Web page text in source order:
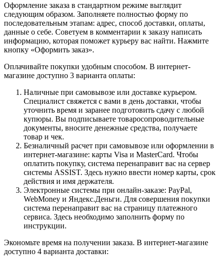
Оформление заказа в стандартном режиме выглядит
следующим образом. Заполняете полностью форму по
последовательным этапам: адрес, способ доставки, оплаты,
данные о себе. Советуем в комментарии к заказу написать
информацию, которая поможет курьеру вас найти. Нажмите
кнопку «Оформить заказ».
Оплачивайте покупки удобным способом. В интернет-
магазине доступно 3 варианта оплаты:
Наличные при самовывозе или доставке курьером.
Специалист свяжется с вами в день доставки, чтобы
уточнить время и заранее подготовить сдачу с любой
купюры. Вы подписываете товаросопроводительные
документы, вносите денежные средства, получаете
товар и чек.
Безналичный расчет при самовывозе или оформлении в
интернет-магазине: карты Visa и MasterCard. Чтобы
оплатить покупку, система перенаправит вас на сервер
системы ASSIST. Здесь нужно ввести номер карты, срок
действия и имя держателя.
Электронные системы при онлайн-заказе: PayPal,
WebMoney и Яндекс.Деньги. Для совершения покупки
система перенаправит вас на страницу платежного
сервиса. Здесь необходимо заполнить форму по
инструкции.
Экономьте время на получении заказа. В интернет-магазине
доступно 4 варианта доставки: